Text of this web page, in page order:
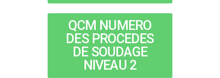
QCM NUMERO
DES PROCEDES
DE SOUDAGE
NIVEAU 2